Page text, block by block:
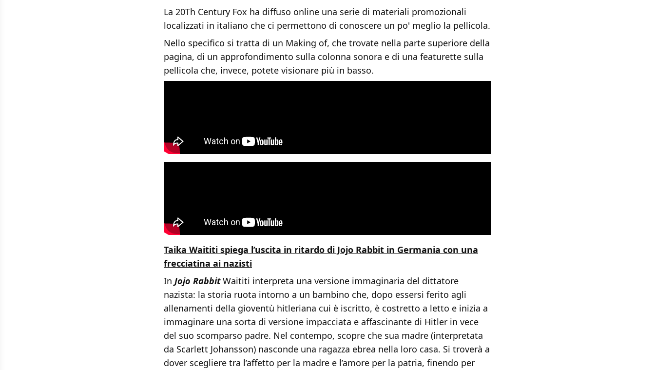
La 20Th Century Fox ha diffuso online una serie di materiali promozionali
localizzati in italiano che ci permettono di conoscere un po' meglio la pellicola.
Nello specifico si tratta di un Making of, che trovate nella parte superiore della
pagina, di un approfondimento sulla colonna sonora e di una featurette sulla
pellicola che, invece, potete visionare più in basso.
Taika Waititi spiega l’uscita in ritardo di Jojo Rabbit in Germania con una
frecciatina ai nazisti
In Jojo RabbitWaititi interpreta una versione immaginaria del dittatore
nazista: la storia ruota intorno a un bambino che, dopo essersi ferito agli
allenamenti della gioventù hitleriana cui è iscritto, è costretto a letto e inizia a
immaginare una sorta di versione impacciata e affascinante di Hitler in vece
del suo scomparso padre. Nel contempo, scopre che sua madre (interpretata
da Scarlett Johansson) nasconde una ragazza ebrea nella loro casa. Si troverà a
dover scegliere tra l’affetto per la madre e l’amore per la patria, finendo per